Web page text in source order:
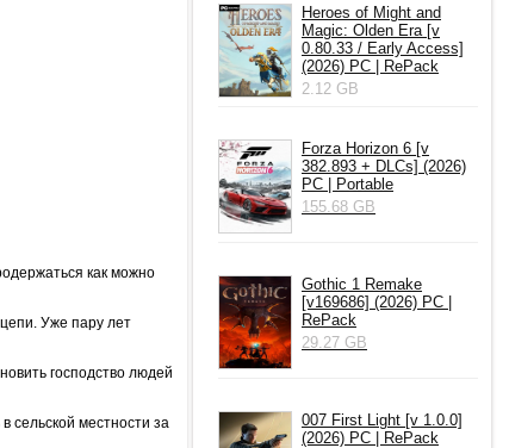
как можно
Уже пару лет
господство людей
сельской местности за
Heroes of Might and
Magic: Olden Era [v
0.80.33 / Early Access]
(2026) PC | RePack
2.12 GB
Forza Horizon 6 [v
382.893 + DLCs] (2026)
PC | Portable
155.68 GB
Gothic 1 Remake
[v169686] (2026) PC |
RePack
29.27 GB
007 First Light [v 1.0.0]
(2026) PC | RePack